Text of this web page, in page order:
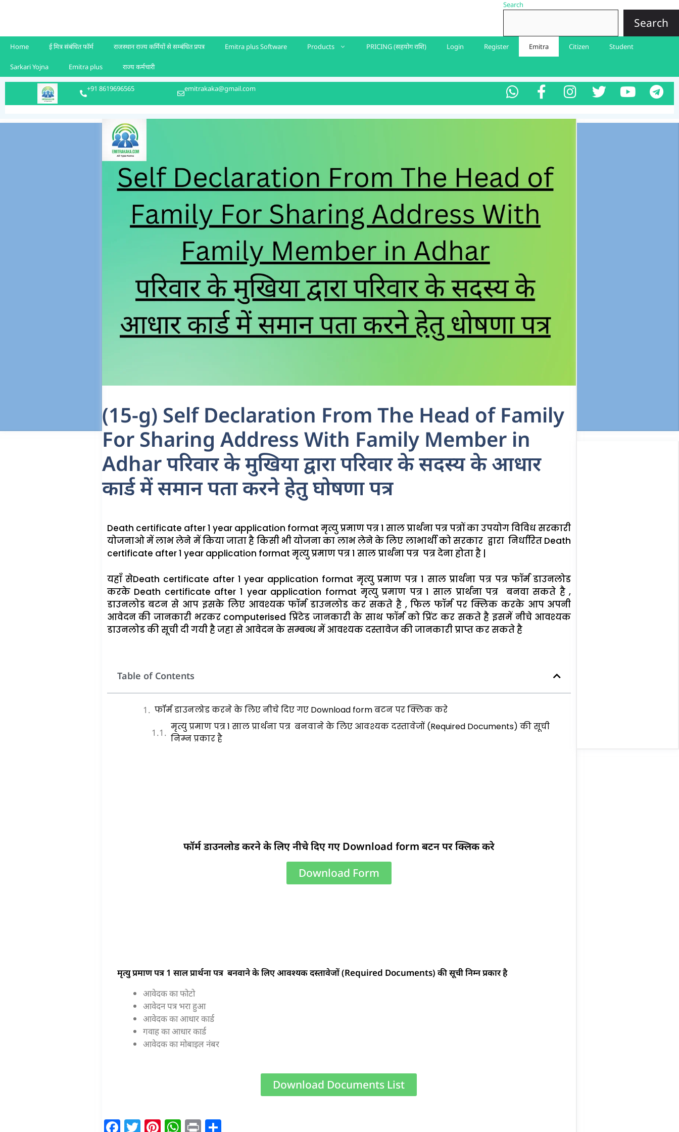
Search
Search
Home ई मित्र संबंधित फॉर्म राजस्थान राज्य कर्मियों से सम्बंधित प्रपत्र Emitra plus Software Products PRICING (सहयोग राशि) Login Register Emitra Citizen Student
Sarkari Yojna Emitra plus राज्य कर्मचारी
+91 8619696565 emitrakaka@gmail.com
(15-g) Self Declaration From The Head of Family
For Sharing Address With Family Member in
Adhar परिवार के मुखिया द्वारा परिवार के सदस्य के आधार
कार्ड में समान पता करने हेतु घोषणा पत्र
Death certificate after 1 year application format मृत्यु प्रमाण पत्र 1 साल प्रार्थना पत्र पत्रों का उपयोग विविध सरकारी
योजनाओ में लाभ लेने में किया जाता है किसी भी योजना का लाभ लेने के लिए लाभार्थी को सरकार द्वारा निर्धारित Death
certificate after 1 year application format मृत्यु प्रमाण पत्र 1 साल प्रार्थना पत्र पत्र देना होता है |
यहाँ सेDeath certificate after 1 year application format मृत्यु प्रमाण पत्र 1 साल प्रार्थना पत्र पत्र फॉर्म डाउनलोड
करके Death certificate after 1 year application format मृत्यु प्रमाण पत्र 1 साल प्रार्थना पत्र बनवा सकते है ,
डाउनलोड बटन से आप इसके लिए आवश्यक फॉर्म डाउनलोड कर सकते है , फिल फॉर्म पर क्लिक करके आप अपनी
आवेदन की जानकारी भरकर computerised प्रिंटेड जानकारी के साथ फॉर्म को प्रिंट कर सकते है इसमें नीचे आवश्यक
डाउनलोड की सूची दी गयी है जहा से आवेदन के सम्बन्ध में आवश्यक दस्तावेज की जानकारी प्राप्त कर सकते है
Table of Contents
फॉर्म डाउनलोड करने के लिए नीचे दिए गए Download form बटन पर क्लिक करे
मृत्यु प्रमाण पत्र 1 साल प्रार्थना पत्र बनवाने के लिए आवश्यक दस्तावेजों (Required Documents) की सूची
निम्न प्रकार है
फॉर्म डाउनलोड करने के लिए नीचे दिए गए Download form बटन पर क्लिक करे
Download Form
मृत्यु प्रमाण पत्र 1 साल प्रार्थना पत्र बनवाने के लिए आवश्यक दस्तावेजों (Required Documents) की सूची निम्न प्रकार है
आवेदक का फोटो
आवेदन पत्र भरा हुआ
आवेदक का आधार कार्ड
गवाह का आधार कार्ड
आवेदक का मोबाइल नंबर
Download Documents List
F T Pi W Pr S